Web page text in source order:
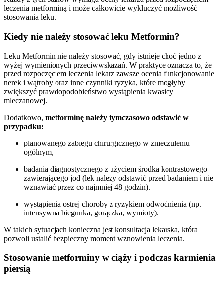
leczenia metforminą i może całkowicie wykluczyć możliwość
stosowania leku.
Kiedy nie należy stosować leku Metformin?
Leku Metformin nie należy stosować, gdy istnieje choć jedno z
wyżej wymienionych przeciwwskazań. W praktyce oznacza to, że
przed rozpoczęciem leczenia lekarz zawsze ocenia funkcjonowanie
nerek i wątroby oraz inne czynniki ryzyka, które mogłyby
zwiększyć prawdopodobieństwo wystąpienia kwasicy
mleczanowej.
Dodatkowo, metforminę należy tymczasowo odstawić w
przypadku:
planowanego zabiegu chirurgicznego w znieczuleniu
ogólnym,
badania diagnostycznego z użyciem środka kontrastowego
zawierającego jod (lek należy odstawić przed badaniem i nie
wznawiać przez co najmniej 48 godzin).
wystąpienia ostrej choroby z ryzykiem odwodnienia (np.
intensywna biegunka, gorączka, wymioty).
W takich sytuacjach konieczna jest konsultacja lekarska, która
pozwoli ustalić bezpieczny moment wznowienia leczenia.
Stosowanie metforminy w ciąży i podczas karmienia
piersią